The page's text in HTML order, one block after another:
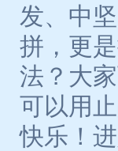
发、中
拼，更
法？大
可以用
快乐！